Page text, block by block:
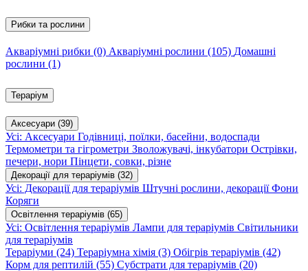
Рибки та рослини
Акваріумні рибки (0) Акваріумні рослини (105) Домашні
рослини (1)
Тераріум
Аксесуари (39)
Усі: Аксесуари Годівниці, поїлки, басейни, водоспади
Термометри та гігрометри Зволожувачі, інкубатори Острівки,
печери, нори Пінцети, совки, різне
Декорації для тераріумів (32)
Усі: Декорації для тераріумів Штучні рослини, декораціїФони
Коряги
Освітлення тераріумів (65)
Усі: Освітлення тераріумів Лампи для тераріумів Світильники
для тераріумів
Тераріуми (24) Тераріумна хімія (3) Обігрів тераріумів (42)
Корм для рептилій (55) Субстрати для тераріумів (20)